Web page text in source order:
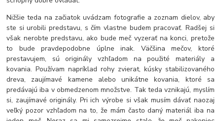
Nižšie teda na začiatok uvádzam fotografie a zoznam dielov, aby
ste si urobili predstavu, s čím vlastne budem pracovať. Radšej si
však nerobte predstavu, ako bude meč vyzerať na konci, pretože
to bude pravdepodobne úplne inak. Väčšina mečov, ktoré
prestavujem, sú originály vzhľadom na použité materiály a
kovania. Používam napríklad rohy zvierat, kúsky stabilizovaného
dreva, zaujímavé kamene alebo unikátne kovania, ktoré sa
predávajú iba v obmedzenom množstve. Tak teda vznikajú, myslím
si, zaujímavé originály. Pri ich výrobe si však musím dávať naozaj
veľký pozor vzhľadom na to, že mám často daný materiál iba na